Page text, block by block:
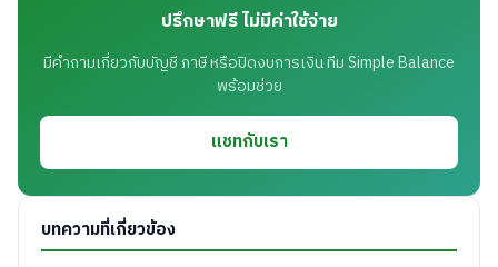
ปรึกษาฟรี ไม่มีค่าใช้จ่าย
มีคำถามเกี่ยวกับบัญชี ภาษี หรือปิดงบการเงิน ทีม Simple Balance
พร้อมช่วย
แชทกับเรา
บทความที่เกี่ยวข้อง